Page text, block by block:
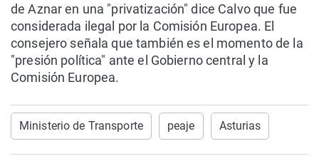
de Aznar en una "privatización" dice Calvo que fue
considerada ilegal por la Comisión Europea. El
consejero señala que también es el momento de la
"presión política" ante el Gobierno central y la
Comisión Europea.
Ministerio de Transporte peaje Asturias